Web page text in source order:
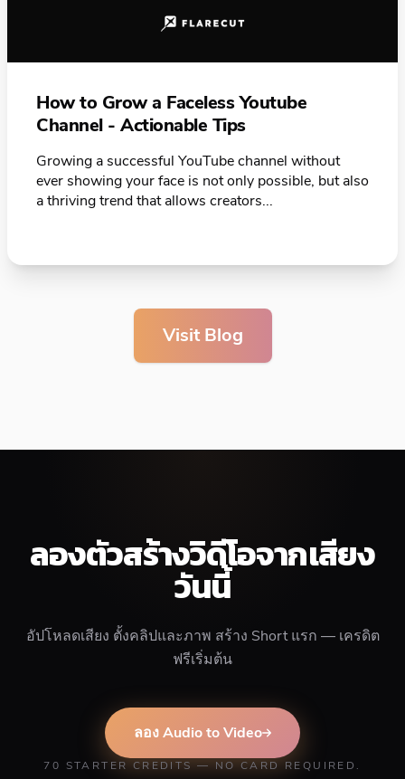
How to Grow a Faceless Youtube
Channel - Actionable Tips
Growing a successful YouTube channel without
ever showing your face is not only possible, but also
a thriving trend that allows creators...
Visit Blog
ลองตัวสร้างวิดีโอจากเสียง
วันนี้
อัปโหลดเสียง ตั้งคลิปและภาพ สร้าง Short แรก — เครดิต
ฟรีเริ่มต้น
ลอง Audio to Video
70 STARTER CREDITS — NO CARD REQUIRED.